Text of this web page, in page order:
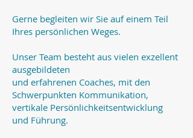
Gerne begleiten wir Sie auf einem Teil
Ihres persönlichen Weges.
Unser Team besteht aus vielen exzellent
ausgebildeten
und erfahrenen Coaches, mit den
Schwerpunkten Kommunikation,
vertikale Persönlichkeitsentwicklung
und Führung.